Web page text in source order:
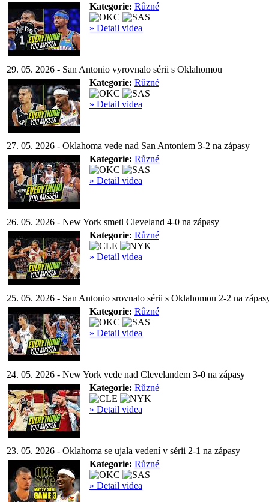
Kategorie: Různé
» Detail videa
29. 05. 2026 - San Antonio vyrovnalo sérii s Oklahomou
Kategorie: Různé
» Detail videa
27. 05. 2026 - Oklahoma vede nad San Antoniem 3-2 na zápasy
Kategorie: Různé
» Detail videa
26. 05. 2026 - New York smetl Cleveland 4-0 na zápasy
Kategorie: Různé
» Detail videa
25. 05. 2026 - San Antonio srovnalo sérii s Oklahomou 2-2 na
Kategorie: Různé
» Detail videa
24. 05. 2026 - New York vede nad Clevelandem 3-0 na zápasy
Kategorie: Různé
» Detail videa
23. 05. 2026 - Oklahoma se ujala vedení v sérii 2-1 na zápasy
Kategorie: Různé
» Detail videa